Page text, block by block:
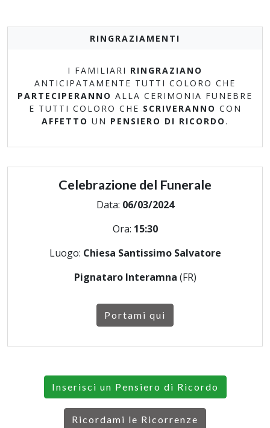
RINGRAZIAMENTI
I FAMILIARI RINGRAZIANO
ANTICIPATAMENTE TUTTI COLORO CHE
PARTECIPERANNO ALLA CERIMONIA FUNEBRE
E TUTTI COLORO CHE SCRIVERANNO CON
AFFETTO UN PENSIERO DI RICORDO .
Celebrazione del Funerale
Data: 06/03/2024
Ora: 15:30
Luogo: Chiesa Santissimo Salvatore
Pignataro Interamna (FR)
Portami qui
Inserisci un Pensiero di Ricordo
Ricordami le Ricorrenze